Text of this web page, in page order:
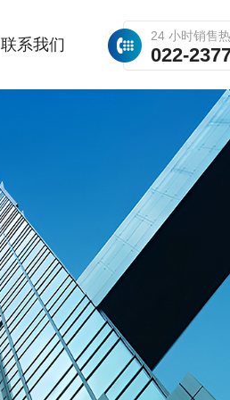
24 小时销售
022-
联系我们